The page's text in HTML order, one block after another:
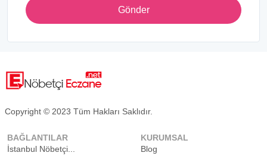
Gönder
Copyright © 2023 Tüm Hakları Saklıdır.
BAĞLANTILAR
İstanbul Nöbetçi...
KURUMSAL
Blog